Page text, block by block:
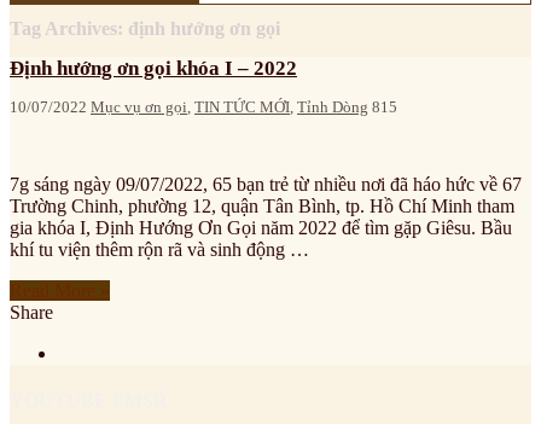
Tag Archives: định hướng ơn gọi
Định hướng ơn gọi khóa I – 2022
10/07/2022 Mục vụ ơn gọi TIN TỨC MỚI Tỉnh Dòng 815
7g sáng ngày 09/07/2022, 65 bạn trẻ từ nhiều nơi đã háo hức về 67
Trường Chinh, phường 12, quận Tân Bình, tp. Hồ Chí Minh tham
gia khóa I, Định Hướng Ơn Gọi năm 2022 để tìm gặp Giêsu. Bầu
khí tu viện thêm rộn rã và sinh động …
Share